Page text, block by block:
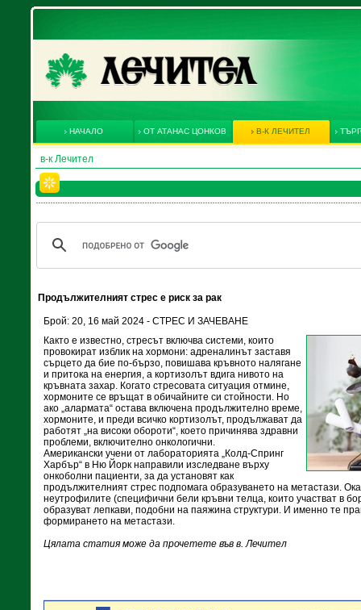
НАЧАЛО ОТ АТАНАС ЦОНКОВ В-К ЛЕЧИТЕЛ
в-к Лечител
Продължителният стрес е риск за рак
Брой: 20, 16 май 2024 - СТРЕС И ЗАЧЕВАНЕ
Както е известно, стресът включва системи, които
провокират изблик на хормони: адреналинът заставя
сърцето да бие по-бързо, повишава кръвното налягане
и притока на енергия, а кортизолът вдига нивото на
кръвната захар. Когато стресовата ситуация отмине,
хормоните се връщат в обичайните си стойности. Но
ако „алармата“ остава включена продължително време,
хормоните, и преди всичко кортизолът, продължават да
работят „на високи обороти“, което причинява здравни
проблеми, включително онкологични.
Американски учени от лабораторията „Колд-Спринг
Харбър“ в Ню Йорк направили изследване върху
онкоболни пациенти, за да установят как
продължителният стрес подпомага образуването на метастази.
неутрофилите (специфични бели кръвни телца, които участват в
образуват лепкави, подобни на паяжина структури. И именно те
формирането на метастази.
Цялата статия може да прочетете във в. Лечител